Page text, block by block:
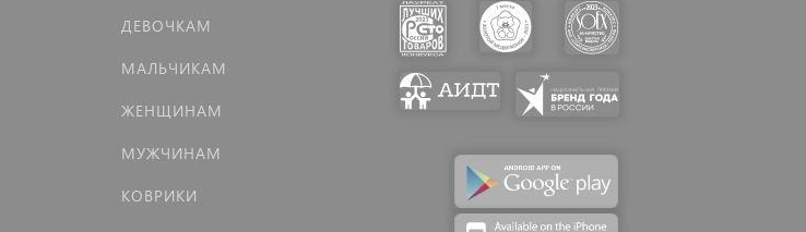
ДЕВОЧКАМ
МАЛЬЧИКАМ
ЖЕНЩИНАМ
МУЖЧИНАМ
КОВРИКИ